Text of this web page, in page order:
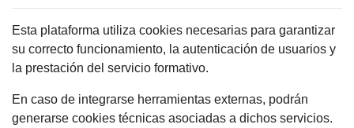
Esta plataforma utiliza cookies necesarias para garantizar
su correcto funcionamiento, la autenticación de usuarios y
la prestación del servicio formativo.
En caso de integrarse herramientas externas, podrán
generarse cookies técnicas asociadas a dichos servicios.